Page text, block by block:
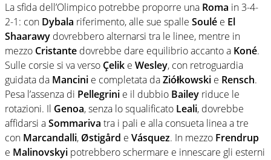
La sfida dell’Olimpico potrebbe proporre una Roma in 3-4-
2-1: con Dybala riferimento, alle sue spalle Soulé e El
Shaarawy dovrebbero alternarsi tra le linee, mentre in
mezzo Cristante dovrebbe dare equilibrio accanto a Koné.
Sulle corsie si va verso Çelik e Wesley, con retroguardia
guidata da Mancini e completata daZiółkowski e Rensch.
Pesa l’assenza di Pellegrini e il dubbio Bailey riduce le
rotazioni. Il Genoa, senza lo squalificato Leali, dovrebbe
affidarsi aSommariva tra i pali e alla consueta linea a tre
con Marcandalli, Østigård e Vásquez. In mezzo Frendrup
e Malinovskyi potrebbero schermare e innescare gli esterni